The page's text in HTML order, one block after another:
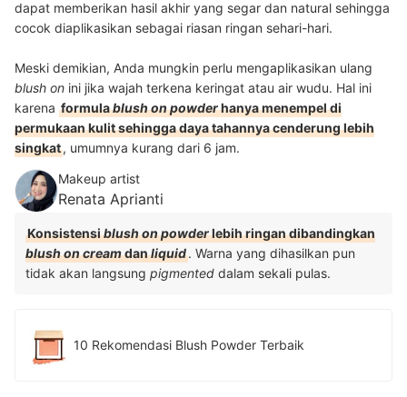
dapat memberikan hasil akhir yang segar dan natural sehingga
cocok diaplikasikan sebagai riasan ringan sehari-hari.
Meski demikian, Anda mungkin perlu mengaplikasikan ulang
blush on ini jika wajah terkena keringat atau air wudu. Hal ini
karena formulablush on powderhanya menempel di
permukaan kulit sehingga daya tahannya cenderung lebih
singkat, umumnya kurang dari 6 jam.
Makeup artist
Renata Aprianti
Konsistensiblush on powderlebih ringan dibandingkan
blush on creamdanliquid. Warna yang dihasilkan pun
tidak akan langsung pigmented dalam sekali pulas.
10 Rekomendasi Blush Powder Terbaik